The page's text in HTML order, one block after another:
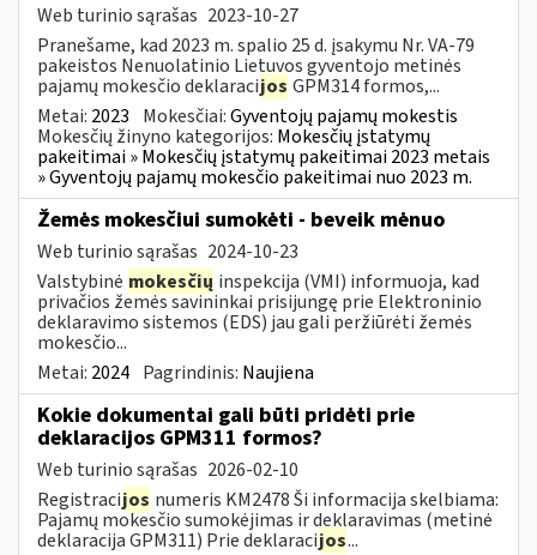
Web turinio sąrašas 2023-10-27
Pranešame, kad 2023 m. spalio 25 d. įsakymu Nr. VA-79
pakeistos Nenuolatinio Lietuvos gyventojo metinės
pajamų mokesčio deklaracijos GPM314 formos,...
Metai: 2023 Mokesčiai:Gyventojų pajamų mokestis
Mokesčių žinyno kategorijos: Mokesčių įstatymų
pakeitimai » Mokesčių įstatymų pakeitimai 2023 metais
» Gyventojų pajamų mokesčio pakeitimai nuo 2023 m.
Žemės mokesčiui sumokėti - beveik mėnuo
Web turinio sąrašas 2024-10-23
Valstybinė mokesčių inspekcija (VMI) informuoja, kad
privačios žemės savininkai prisijungę prie Elektroninio
deklaravimo sistemos (EDS) jau gali peržiūrėti žemės
mokesčio...
Metai: 2024 Pagrindinis: Naujiena
Kokie dokumentai gali būti pridėti prie
deklaracijos GPM311 formos?
Web turinio sąrašas 2026-02-10
Registracijos numeris KM2478 Ši informacija skelbiama:
Pajamų mokesčio sumokėjimas ir deklaravimas (metinė
deklaracija GPM311) Prie deklaracijos...